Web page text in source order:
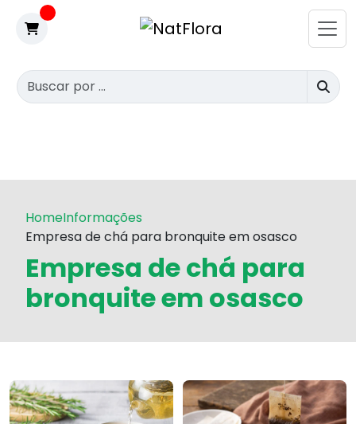
HomeInformações
Empresa de chá para bronquite em osasco
Empresa de chá para
bronquite em osasco